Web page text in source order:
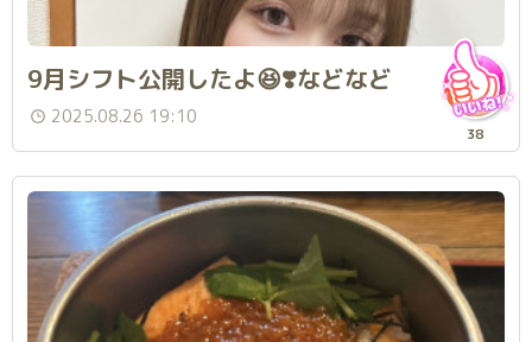
9月シフト公開したよ😆❣️などなど
2025.08.26 19:10
38